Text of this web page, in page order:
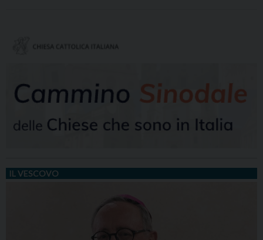
IL VESCOVO